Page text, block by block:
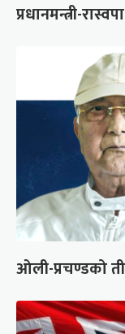
प्रधानमन्त्री-
ओली-प्रचण्डको